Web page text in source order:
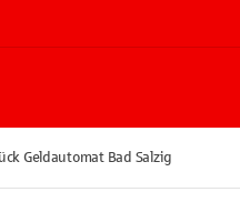
Geldautomat Bad Salzig